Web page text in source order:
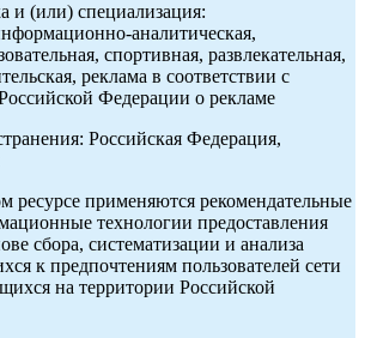
и (или) специализация:
аналитическая,
спортивная, развлекательная,
реклама в соответствии с
Федерации о рекламе
Российская Федерация,
применяются рекомендательные
технологии предоставления
сбора, систематизации и анализа
к предпочтениям пользователей сети
на территории Российской